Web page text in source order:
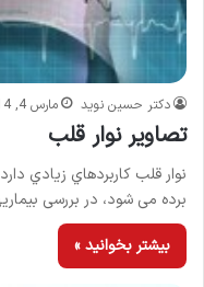
دکتر حسین نوید مارس 4, 2014
تصاویر نوار قلب
نوار قلب کاربردهاي زیادي
برده می شود، در بررسی
بیشتر بخوانید »